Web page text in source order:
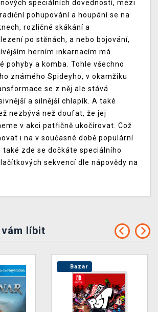
speciálních dovedností, mezi
pohupování a houpání se na
rozličné skákání a
po stěnách, a nebo bojování,
herním inkarnacím má
pohyby a komba. Tohle všechno
známého Spideyho, v okamžiku
se z něj ale stává
a silnější chlapík. A také
nezbývá než doufat, že jej
v akci patřičně ukočírovat. Což
i na v současné době populární
také zde se dočkáte speciálního
sekvencí dle nápovědy na
líbit
Bazar